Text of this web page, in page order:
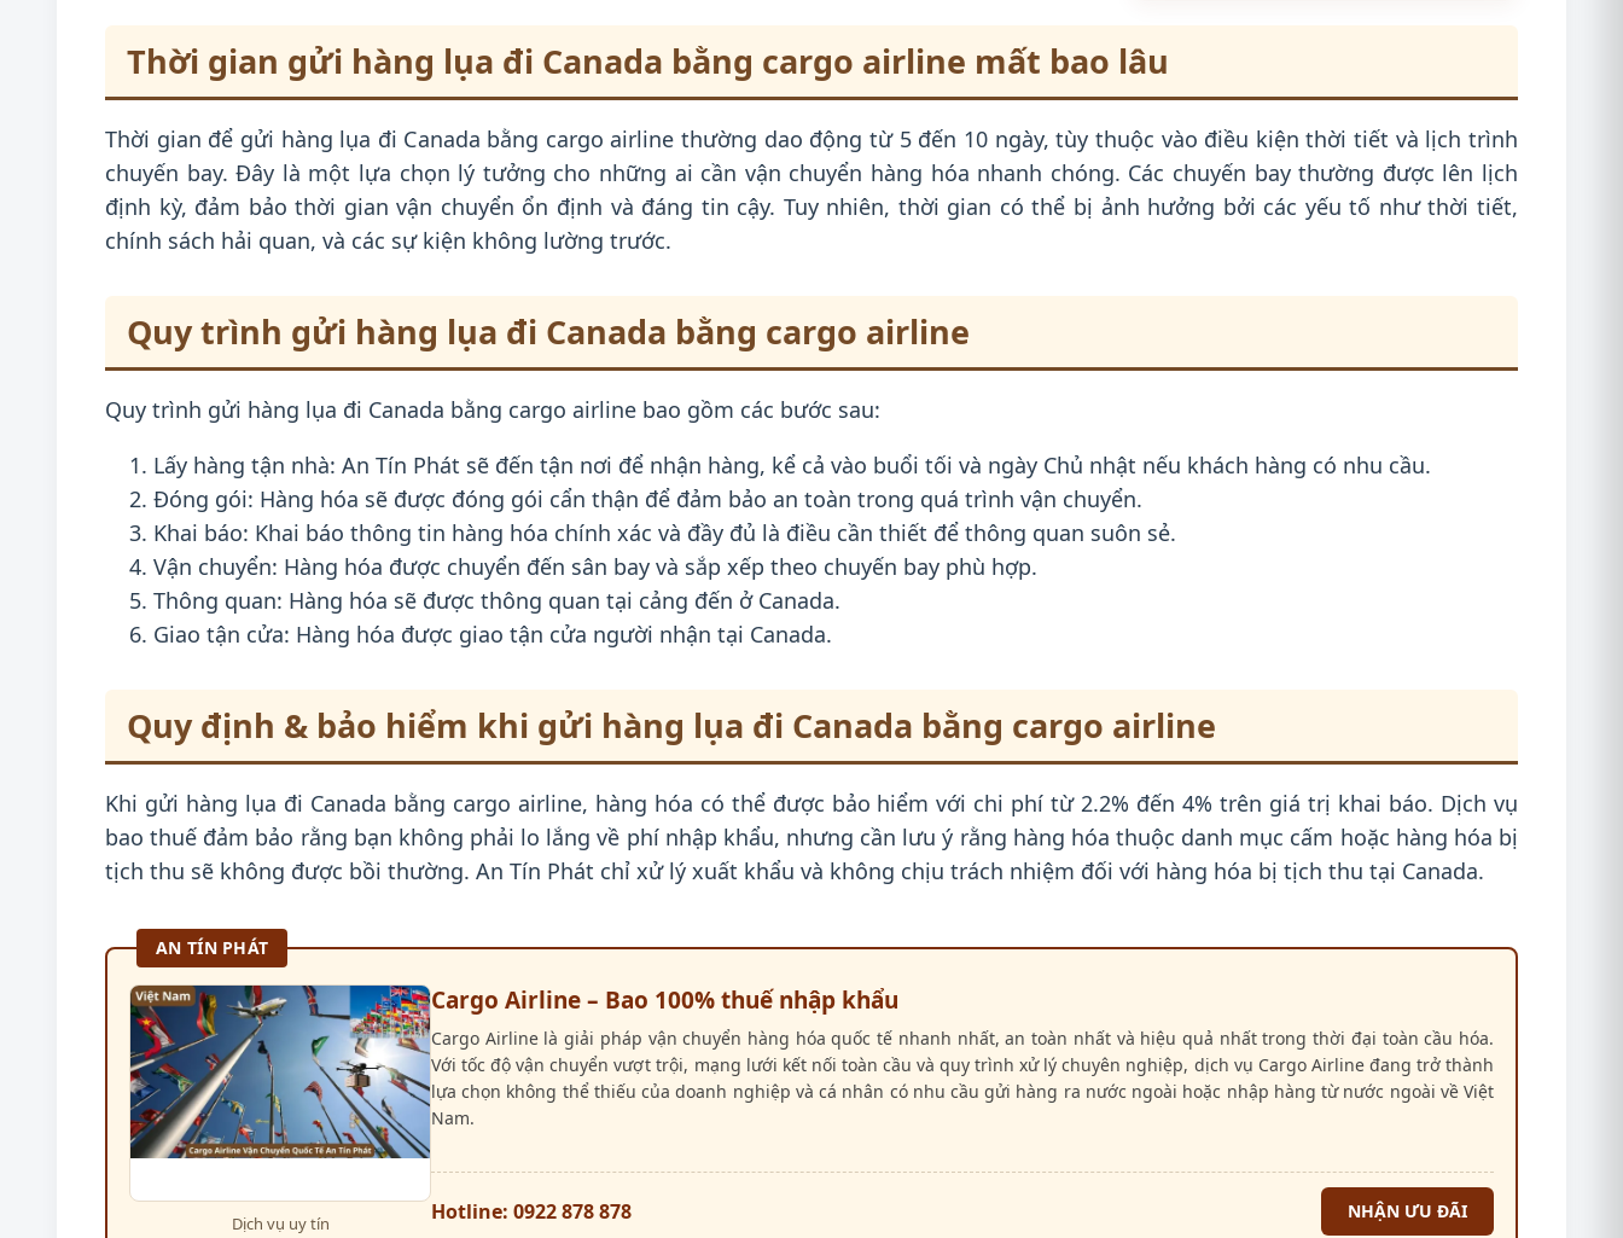
Thời gian gửi hàng lụa đi Canada bằng cargo airline mất bao lâu
Thời gian để gửi hàng lụa đi Canada bằng cargo airline thường dao động từ 5 đến 10 ngày, tùy thuộc vào điều kiện thời tiết và lịch trình
chuyến bay. Đây là một lựa chọn lý tưởng cho những ai cần vận chuyển hàng hóa nhanh chóng. Các chuyến bay thường được lên lịch
định kỳ, đảm bảo thời gian vận chuyển ổn định và đáng tin cậy. Tuy nhiên, thời gian có thể bị ảnh hưởng bởi các yếu tố như thời tiết,
chính sách hải quan, và các sự kiện không lường trước.
Quy trình gửi hàng lụa đi Canada bằng cargo airline
Quy trình gửi hàng lụa đi Canada bằng cargo airline bao gồm các bước sau:
Lấy hàng tận nhà: An Tín Phát sẽ đến tận nơi để nhận hàng, kể cả vào buổi tối và ngày Chủ nhật nếu khách hàng có nhu cầu.
Đóng gói: Hàng hóa sẽ được đóng gói cẩn thận để đảm bảo an toàn trong quá trình vận chuyển.
Khai báo: Khai báo thông tin hàng hóa chính xác và đầy đủ là điều cần thiết để thông quan suôn sẻ.
Vận chuyển: Hàng hóa được chuyển đến sân bay và sắp xếp theo chuyến bay phù hợp.
Thông quan: Hàng hóa sẽ được thông quan tại cảng đến ở Canada.
Giao tận cửa: Hàng hóa được giao tận cửa người nhận tại Canada.
Quy định & bảo hiểm khi gửi hàng lụa đi Canada bằng cargo airline
Khi gửi hàng lụa đi Canada bằng cargo airline, hàng hóa có thể được bảo hiểm với chi phí từ 2.2% đến 4% trên giá trị khai báo. Dịch vụ
bao thuế đảm bảo rằng bạn không phải lo lắng về phí nhập khẩu, nhưng cần lưu ý rằng hàng hóa thuộc danh mục cấm hoặc hàng hóa bị
tịch thu sẽ không được bồi thường. An Tín Phát chỉ xử lý xuất khẩu và không chịu trách nhiệm đối với hàng hóa bị tịch thu tại Canada.
AN TÍN PHÁT
Dịch vụ uy tín
Cargo Airline – Bao 100% thuế nhập khẩu
Cargo Airline là giải pháp vận chuyển hàng hóa quốc tế nhanh nhất, an toàn nhất và hiệu quả nhất trong thời đại toàn cầu hóa.
Với tốc độ vận chuyển vượt trội, mạng lưới kết nối toàn cầu và quy trình xử lý chuyên nghiệp, dịch vụ Cargo Airline đang trở thành
lựa chọn không thể thiếu của doanh nghiệp và cá nhân có nhu cầu gửi hàng ra nước ngoài hoặc nhập hàng từ nước ngoài về Việt
Nam.
Hotline: 0922 878 878 NHẬN ƯU ĐÃI